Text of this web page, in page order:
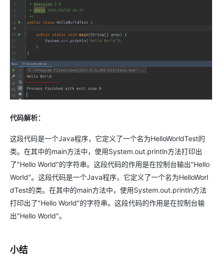
代码解析：
这段代码是一个Java程序，它定义了一个名为HelloWorldTest的
类。在其中的main方法中，使用System.out.println方法打印出
了"Hello World"的字符串。这段代码的作用是在控制台输出"Hello
World"。这段代码是一个Java程序，它定义了一个名为HelloWorl
dTest的类。在其中的main方法中，使用System.out.println方法
打印出了"Hello World"的字符串。这段代码的作用是在控制台输
出"Hello World"。
小结